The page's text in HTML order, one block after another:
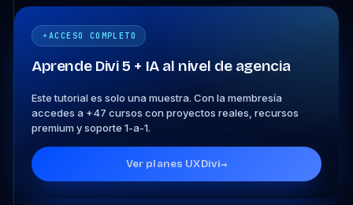
ACCESO COMPLETO
Aprende Divi 5 + IA al nivel de agencia
Este tutorial es solo una muestra. Con la membresía
accedes a +47 cursos con proyectos reales, recursos
premium y soporte 1-a-1.
Ver planes UXDivi→